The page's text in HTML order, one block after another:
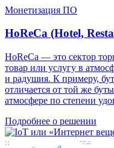
Монетизация ПО
HoReCa (Hotel,
HoReCa — это сектор
товар или услугу в
и радушия. К примеру,
отличается от той же
атмосфере по степени
Подробнее о решении